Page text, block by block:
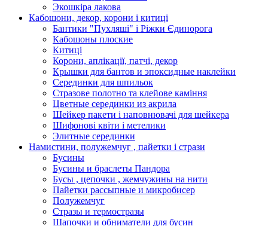
Экошкiра лакова
Кабошони, декор, корони і китиці
Бантики "Пухляші" і Ріжки Єдинорога
Кабошоны плоские
Китиці
Корони, аплікації, патчі, декор
Крышки для бантов и эпоксидные наклейки
Серединки для шпильок
Стразове полотно та клейове каміння
Цветные серединки из акрила
Шейкер пакети і наповнювачі для шейкера
Шифонові квіти і метелики
Элитные серединки
Намистини, полужемчуг , пайетки і стрази
Бусины
Бусины и браслеты Пандора
Бусы , цепочки , жемчужины на нити
Пайетки рассыпные и микробисер
Полужемчуг
Стразы и термостразы
Шапочки и обниматели для бусин